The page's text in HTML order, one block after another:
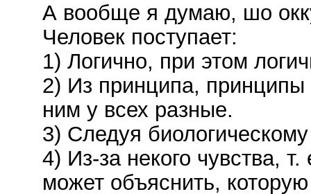
А вообще я думаю, шо
Человек поступает:
1) Логично, при этом
2) Из принципа, принципы
ним у всех разные.
3) Следуя биологическому
4) Из-за некого чувства,
может объяснить,